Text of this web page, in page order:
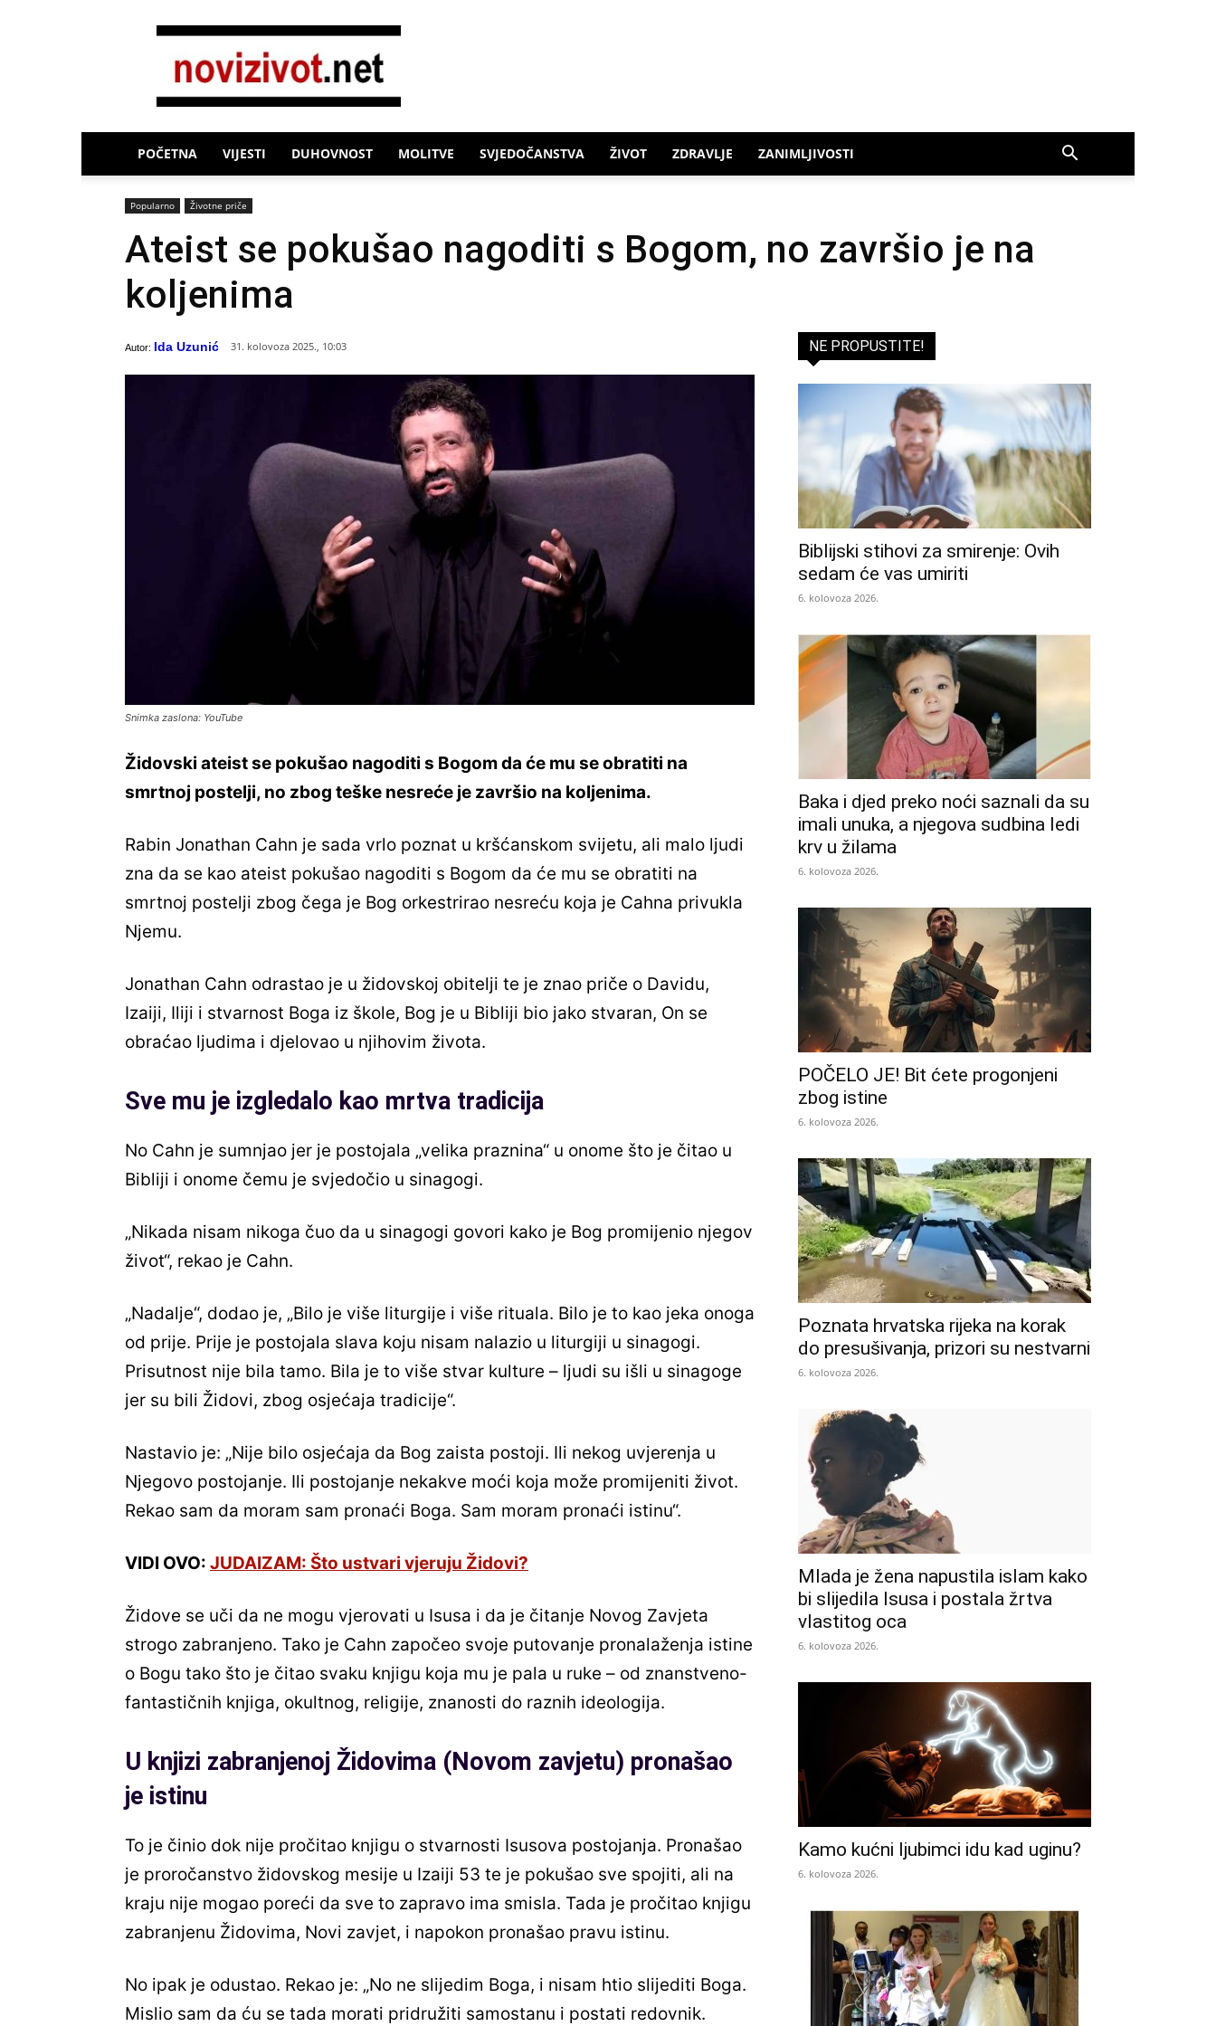
Novi
POČETNA VIJESTI DUHOVNOST MOLITVE SVJEDOČANSTVA ŽIVOT ZDRAVLJE ZANIMLJIVOSTI
Popularno Životne priče
Ateist se pokušao nagoditi s Bogom, no završio je na
koljenima
Autor: Ida Uzunić 31. kolovoza 2025., 10:03
Snimka zaslona: YouTube
Židovski ateist se pokušao nagoditi s Bogom da će mu se obratiti na
smrtnoj postelji, no zbog teške nesreće je završio na koljenima.
Rabin Jonathan Cahn je sada vrlo poznat u kršćanskom svijetu, ali malo ljudi
zna da se kao ateist pokušao nagoditi s Bogom da će mu se obratiti na
smrtnoj postelji zbog čega je Bog orkestrirao nesreću koja je Cahna privukla
Njemu.
Jonathan Cahn odrastao je u židovskoj obitelji te je znao priče o Davidu,
Izaiji, Iliji i stvarnost Boga iz škole, Bog je u Bibliji bio jako stvaran, On se
obraćao ljudima i djelovao u njihovim života.
Sve mu je izgledalo kao mrtva tradicija
No Cahn je sumnjao jer je postojala „velika praznina“ u onome što je čitao u
Bibliji i onome čemu je svjedočio u sinagogi.
„Nikada nisam nikoga čuo da u sinagogi govori kako je Bog promijenio njegov
život“, rekao je Cahn.
„Nadalje“, dodao je, „Bilo je više liturgije i više rituala. Bilo je to kao jeka onoga
od prije. Prije je postojala slava koju nisam nalazio u liturgiji u sinagogi.
Prisutnost nije bila tamo. Bila je to više stvar kulture – ljudi su išli u sinagoge
jer su bili Židovi, zbog osjećaja tradicije“.
Nastavio je: „Nije bilo osjećaja da Bog zaista postoji. Ili nekog uvjerenja u
Njegovo postojanje. Ili postojanje nekakve moći koja može promijeniti život.
Rekao sam da moram sam pronaći Boga. Sam moram pronaći istinu“.
VIDI OVO: JUDAIZAM: Što ustvari vjeruju Židovi?
Židove se uči da ne mogu vjerovati u Isusa i da je čitanje Novog Zavjeta
strogo zabranjeno. Tako je Cahn započeo svoje putovanje pronalaženja istine
o Bogu tako što je čitao svaku knjigu koja mu je pala u ruke – od znanstveno-
fantastičnih knjiga, okultnog, religije, znanosti do raznih ideologija.
U knjizi zabranjenoj Židovima (Novom zavjetu) pronašao
je istinu
To je činio dok nije pročitao knjigu o stvarnosti Isusova postojanja. Pronašao
je proročanstvo židovskog mesije u Izaiji 53 te je pokušao sve spojiti, ali na
kraju nije mogao poreći da sve to zapravo ima smisla. Tada je pročitao knjigu
zabranjenu Židovima, Novi zavjet, i napokon pronašao pravu istinu.
No ipak je odustao. Rekao je: „No ne slijedim Boga, i nisam htio slijediti Boga.
Mislio sam da ću se tada morati pridružiti samostanu i postati redovnik.
NE PROPUSTITE!
Biblijski stihovi za smirenje: Ovih
sedam će vas umiriti
6. kolovoza 2026.
Baka i djed preko noći saznali da su
imali unuka, a njegova sudbina ledi
krv u žilama
6. kolovoza 2026.
POČELO JE! Bit ćete progonjeni
zbog istine
6. kolovoza 2026.
Poznata hrvatska rijeka na korak
do presušivanja, prizori su nestvarni
6. kolovoza 2026.
Mlada je žena napustila islam kako
bi slijedila Isusa i postala žrtva
vlastitog oca
6. kolovoza 2026.
Kamo kućni ljubimci idu kad uginu?
6. kolovoza 2026.